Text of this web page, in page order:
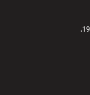
مشهد: احمدآباد خیابان راهنمایی بین 7-19،